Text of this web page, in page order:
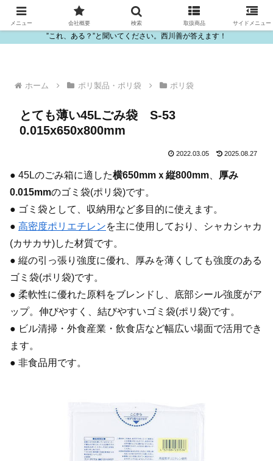
ビニール・プラスチック製品の卸販売は西川善
”これ、ある？”と聞いてください。西川善が答えます！
ホーム ポリ製品・ポリ袋 ポリ袋
とても薄い45Lごみ袋 S-53
0.015x650x800mm
2022.03.05 2025.08.27
● 45Lのごみ箱に適した横650mmｘ縦800mm
厚み
0.015mmのゴミ袋(ポリ袋)です。
● ゴミ袋として、収納用など多目的に使えます。
● 高密度ポリエチレンを主に使用しており、シャカシャカ
(カサカサ)した材質です。
● 縦の引っ張り強度に優れ、厚みを薄くしても強度のある
ゴミ袋(ポリ袋)です。
● 柔軟性に優れた原料をブレンドし、底部シール強度がア
ップ。伸びやすく、結びやすいゴミ袋(ポリ袋)です。
● ビル清掃・外食産業・飲食店など幅広い場面で活用でき
ます。
● 非食品用です。
メニュー 会社概要 検索 取扱商品 サイドメニュー